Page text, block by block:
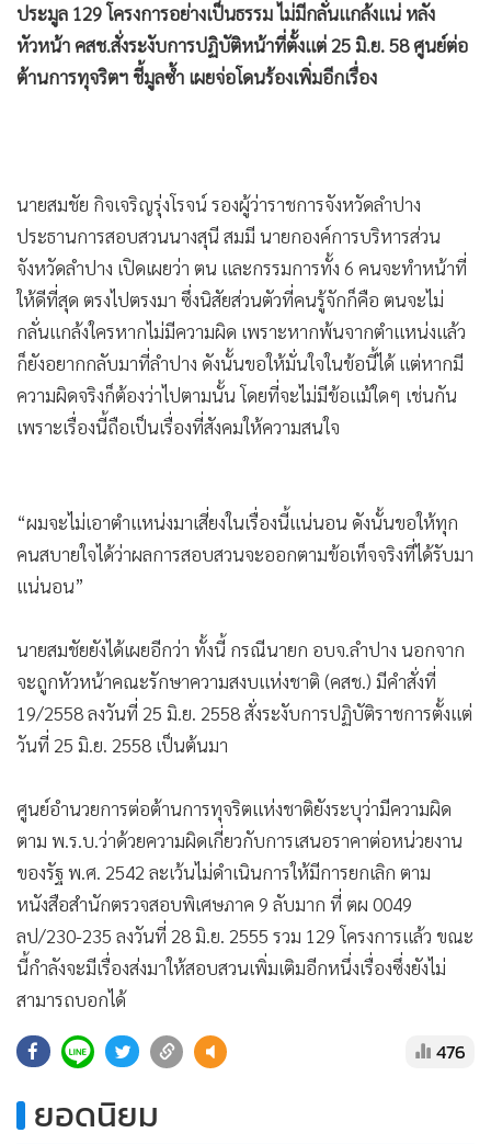
• ชุมชน-คุณภาพชีวิต
•
อาชญากรรม
• SMEs
• หุ้น
• อินโดจีน
• กองทุนรวม
• Celeb Online
• Factcheck
• ญี่ปุ่น
• News1
ประมูล 129 โครงการอย่างเป็นธรรม ไม่มีกลั่นแกล้งแน่ หลัง
หัวหน้า คสช.สั่งระงับการปฏิบัติหน้าที่ตั้งแต่ 25 มิ.ย. 58 ศูนย์ต่อ
ต้านการทุจริตฯ ชี้มูลซ้ำ เผยจ่อโดนร้องเพิ่มอีกเรื่อง
นายสมชัย กิจเจริญรุ่งโรจน์ รองผู้ว่าราชการจังหวัดลำปาง
ประธานการสอบสวนนางสุนี สมมี นายกองค์การบริหารส่วน
จังหวัดลำปาง เปิดเผยว่า ตน และกรรมการทั้ง 6 คนจะทำหน้าที่
ให้ดีที่สุด ตรงไปตรงมา ซึ่งนิสัยส่วนตัวที่คนรู้จักก็คือ ตนจะไม่
กลั่นแกล้งใครหากไม่มีความผิด เพราะหากพ้นจากตำแหน่งแล้ว
ก็ยังอยากกลับมาที่ลำปาง ดังนั้นขอให้มั่นใจในข้อนี้ได้ แต่หากมี
ความผิดจริงก็ต้องว่าไปตามนั้น โดยที่จะไม่มีข้อแม้ใดๆ เช่นกัน
เพราะเรื่องนี้ถือเป็นเรื่องที่สังคมให้ความสนใจ
“ผมจะไม่เอาตำแหน่งมาเสี่ยงในเรื่องนี้แน่นอน ดังนั้นขอให้ทุก
คนสบายใจได้ว่าผลการสอบสวนจะออกตามข้อเท็จจริงที่ได้รับมา
แน่นอน”
นายสมชัยยังได้เผยอีกว่า ทั้งนี้ กรณีนายก อบจ.ลำปาง นอกจาก
จะถูกหัวหน้าคณะรักษาความสงบแห่งชาติ (คสช.) มีคำสั่งที่
19/2558 ลงวันที่ 25 มิ.ย. 2558 สั่งระงับการปฏิบัติราชการตั้งแต่
วันที่ 25 มิ.ย. 2558 เป็นต้นมา
ศูนย์อำนวยการต่อต้านการทุจริตแห่งชาติยังระบุว่ามีความผิด
ตาม พ.ร.บ.ว่าด้วยความผิดเกี่ยวกับการเสนอราคาต่อหน่วยงาน
ของรัฐ พ.ศ. 2542 ละเว้นไม่ดำเนินการให้มีการยกเลิก ตาม
หนังสือสำนักตรวจสอบพิเศษภาค 9 ลับมาก ที่ ตผ 0049
ลป/230-235 ลงวันที่ 28 มิ.ย. 2555 รวม 129 โครงการแล้ว ขณะ
นี้กำลังจะมีเรื่องส่งมาให้สอบสวนเพิ่มเติมอีกหนึ่งเรื่องซึ่งยังไม่
สามารถบอกได้
476
ยอดนิยม